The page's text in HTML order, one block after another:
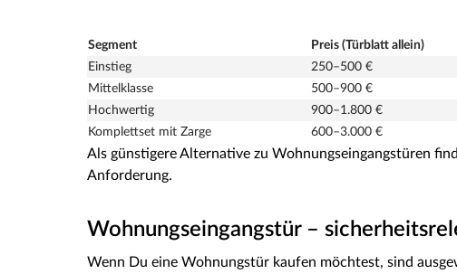
Segment Preis (Türblatt allein)
Einstieg
250–500 €
Mittelklasse
500–900 €
Hochwertig
900–1.800 €
Komplettset mit Zarge
600–3.000 €
Als günstigere Alternative zu Wohnungseingangstüren
Anforderung.
Wohnungseingangstür –
Wenn Du eine Wohnungstür kaufen möchtest, sind